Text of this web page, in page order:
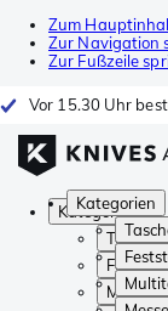
Zum
Zur Navigation
Zur Fußzeile
Vor 15.30 Uhr
Kategorien
Kategorien